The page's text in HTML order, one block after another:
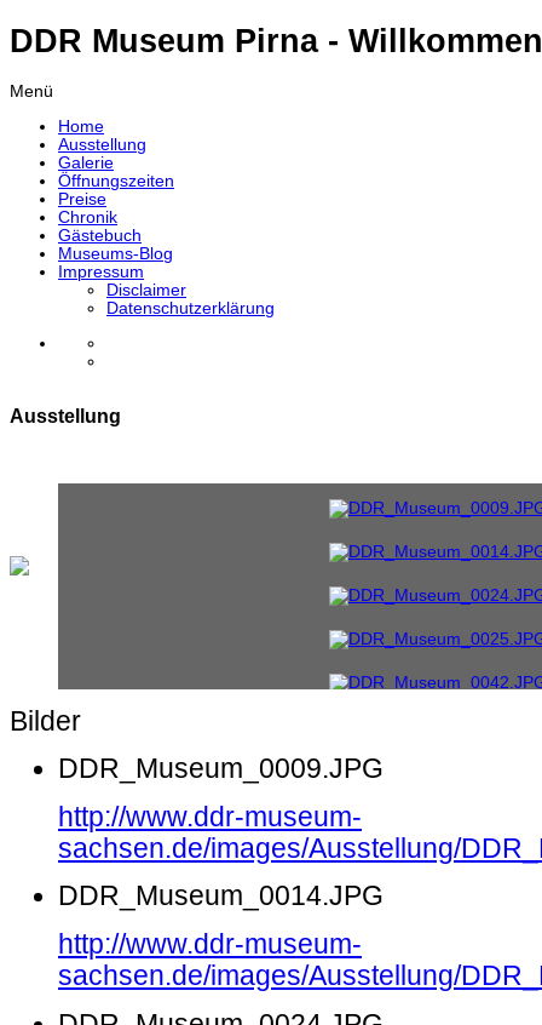
DDR Museum Pirna -
Menü
Home
Ausstellung
Galerie
Öffnungszeiten
Preise
Chronik
Gästebuch
Museums-Blog
Impressum
Disclaimer
Datenschutzerklärung
Ausstellung
Bilder
DDR_Museum_0009.JPG
http://www.ddr-museum-
sachsen.de/images/Ausstellung/
DDR_Museum_0014.JPG
http://www.ddr-museum-
sachsen.de/images/Ausstellung/